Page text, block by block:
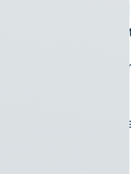
van Saphir
samenwerking
tot
Saphir-